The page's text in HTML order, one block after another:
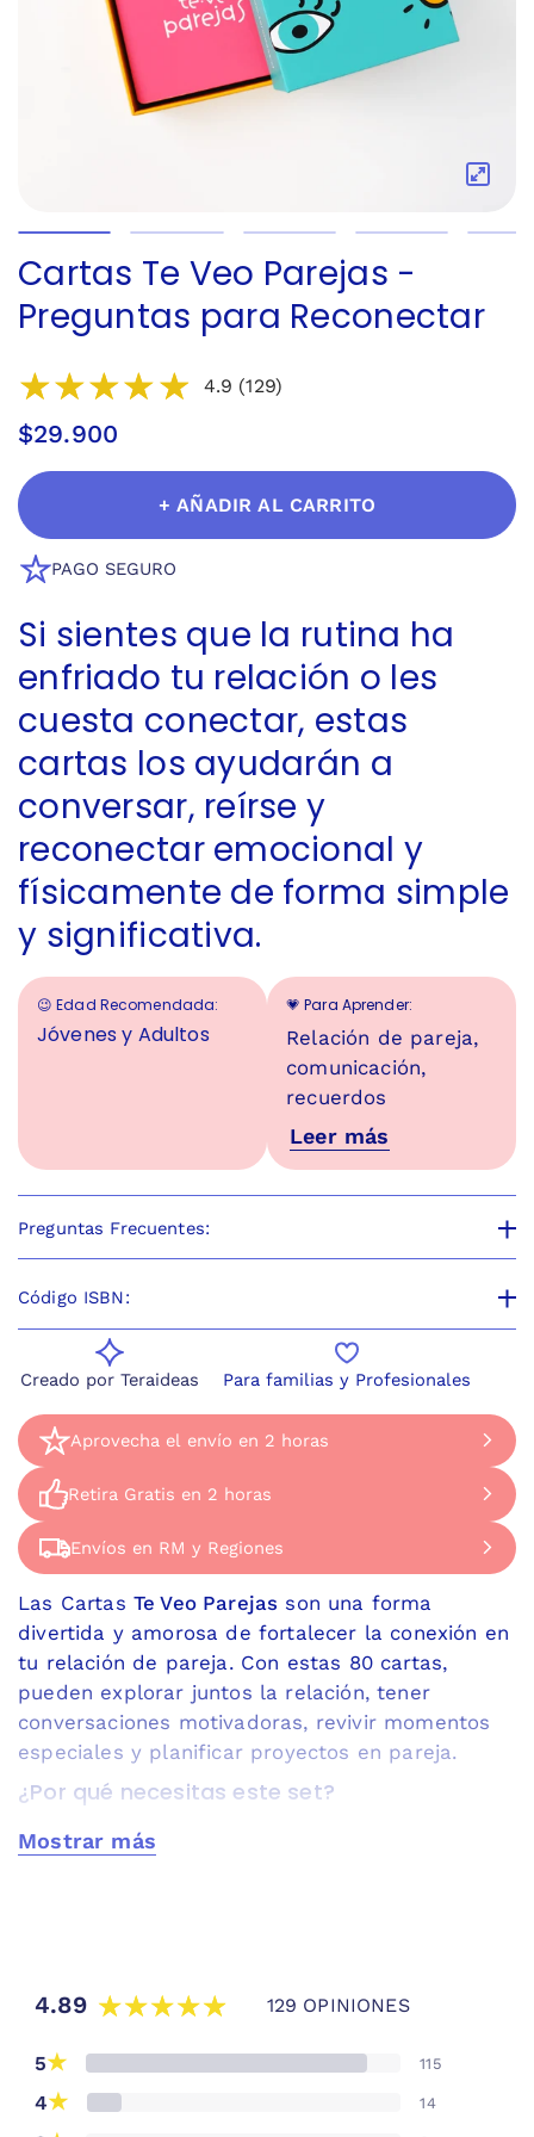
Cartas Te Veo Parejas -
Preguntas para Reconectar
4.9 (129)
$29.900
+ AÑADIR AL CARRITO
PAGO SEGURO
Si sientes que la rutina ha
enfriado tu relación o les
cuesta conectar, estas
cartas los ayudarán a
conversar, reírse y
reconectar emocional y
físicamente de forma simple
y significativa.
😉 Edad Recomendada:
Jóvenes y Adultos
💗 Para Aprender:
Relación de pareja,
comunicación,
recuerdos
Leer más
Preguntas Frecuentes:
Código ISBN:
Creado por Teraideas Para familias y Profesionales
Aprovecha el envío en 2 horas
Aprovecha el envío en 2 horas
Disponible de Lunes a Jueves de 9 a 17 horas,
Retira Gratis en 2 horas
Retira Gratis en 2 horas
Ven a retirar el mismo día a nuestra tienda en
Dirección: Apoquindo 2730 Las Condes. A
Envíos en RM y Regiones
Envíos en RM y Regiones
Hacemos envíos por Bluexpress a regiones
Las Cartas Te Veo Parejas son una forma
divertida y amorosa de fortalecer la conexión en
tu relación de pareja. Con estas 80 cartas,
pueden explorar juntos la relación, tener
conversaciones motivadoras, revivir momentos
especiales y planificar proyectos en pareja.
¿Por qué necesitas este set?
Si buscas
cómo mejorar la comunicación en
pareja,cómo salir de la rutina
Lo que van a aprender
fortalecer la conexión emocional, redescubrirse y
abrir espacios para hablar de temas
importantes, desde lo cotidiano hasta lo íntimo.
Mostrar más
Mostrar menos
4.89 129 OPINIONES
5★ 115
4★ 14